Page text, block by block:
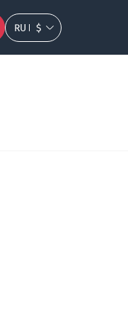
RU $